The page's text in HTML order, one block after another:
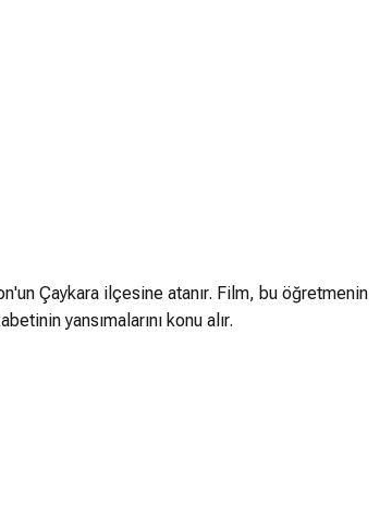
Çaykara ilçesine atanır. Film, bu öğretmenin
yansımalarını konu alır.